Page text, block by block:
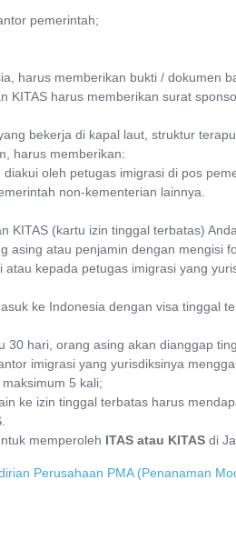
pemerintah;
harus memberikan bukti / dokumen
KITAS harus memberikan surat
bekerja di kapal laut, struktur
harus memberikan:
oleh petugas imigrasi di pos
non-kementerian lainnya.
KITAS (kartu izin tinggal terbatas)
asing atau penjamin dengan mengisi
kepada petugas imigrasi yang
ke Indonesia dengan visa tinggal
hari, orang asing akan dianggap
imigrasi yang yurisdiksinya
5 kali;
ke izin tinggal terbatas harus
memperoleh ITAS atau KITAS di
Perusahaan PMA (Penanaman